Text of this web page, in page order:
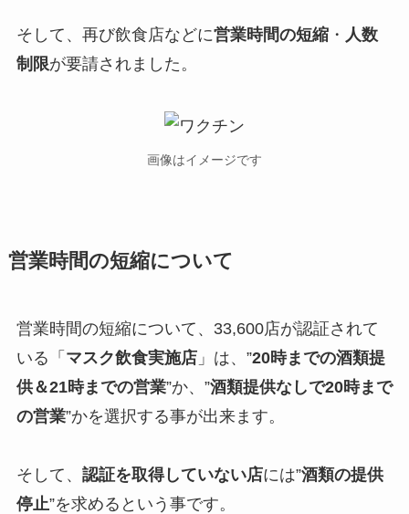
そして、再び飲食店などに営業時間の短縮・ 人数
制限が要請されました。
画像はイメージです
営業時間の短縮について
営業時間の短縮について、33,600店が認証されて
いる「 マスク飲食実施店」は、”20時までの酒類提
供＆21時までの営業”か、”酒類提供なしで20時まで
の営業”かを選択する事が出来ます。
そして、 認証を取得していない店には”酒類の提供
停止”を求めるという事です。